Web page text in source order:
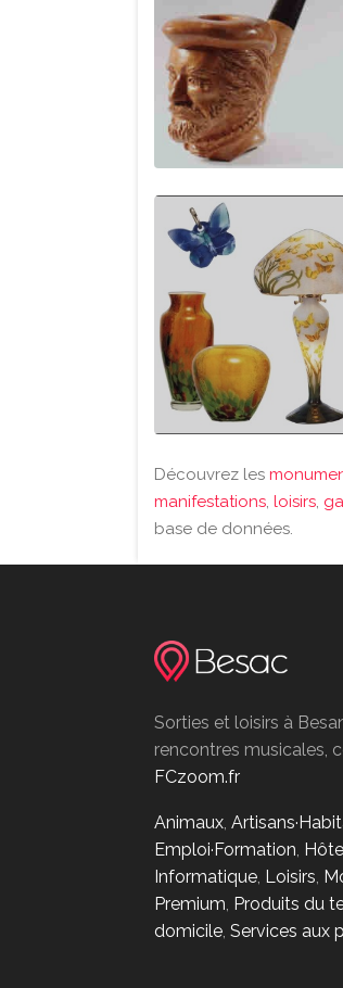
Découvrez les
manifestations, loisirs,
base de données.
Sorties et loisirs à
rencontres musicales,
FCzoom.fr
Animaux,
Emploi·Formation,
Informatique, Loisirs,
Premium, Produits du
domicile, Services aux